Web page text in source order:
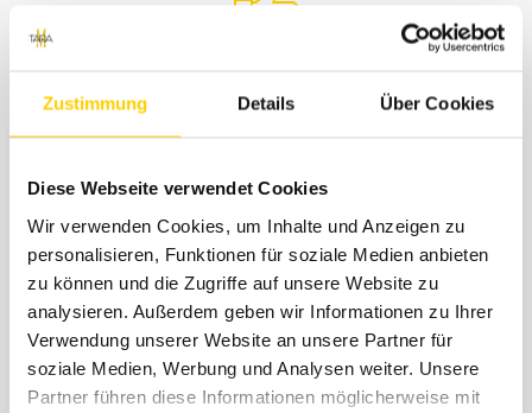
Zustimmung Details Über Cookies
Diese Webseite verwendet Cookies
Wir verwenden Cookies, um Inhalte und Anzeigen zu
personalisieren, Funktionen für soziale Medien anbieten
zu können und die Zugriffe auf unsere Website zu
analysieren. Außerdem geben wir Informationen zu Ihrer
Verwendung unserer Website an unsere Partner für
soziale Medien, Werbung und Analysen weiter. Unsere
Partner führen diese Informationen möglicherweise mit
Kostengünstiger Versand
wir für dich. Einen kleinen Anteil von 4,99€
berechnen wir dir einmalig pro Bestellung für
angefallene Porto- und Verpackungskosten. Der
Rückversand im Falle einer Retoure ist immer
kostenlos. Jeder Bestellung legen wir ein
kostenloses Retourenlabel von DHL bei. ( Innerhalb
DE )